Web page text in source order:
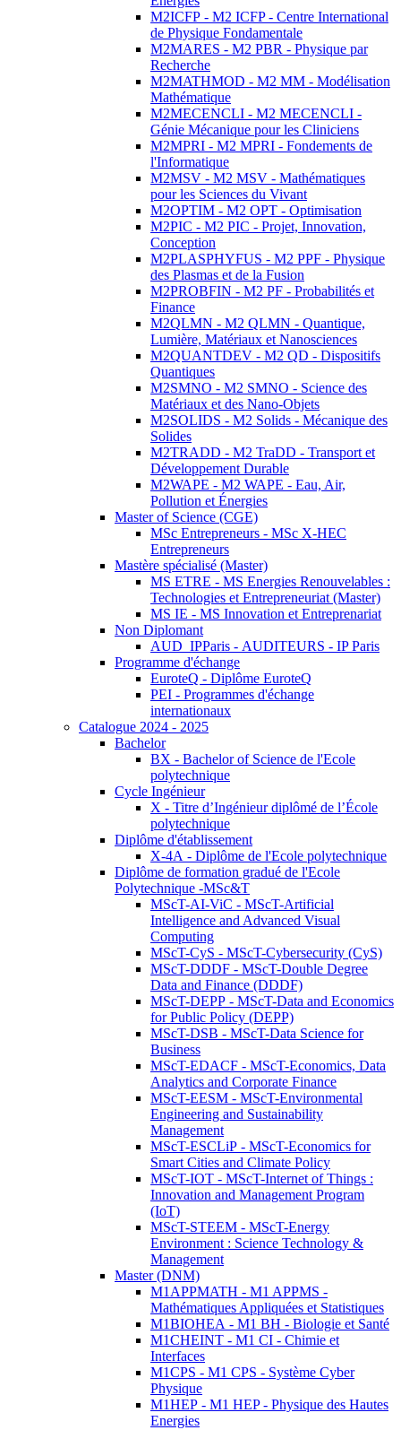
M2ICFP - M2 ICFP - Centre International
de Physique Fondamentale
M2MARES - M2 PBR - Physique par
Recherche
M2MATHMOD - M2 MM - Modélisation
Mathématique
M2MECENCLI - M2 MECENCLI -
Génie Mécanique pour les Cliniciens
M2MPRI - M2 MPRI - Fondements de
l'Informatique
M2MSV - M2 MSV - Mathématiques
pour les Sciences du Vivant
M2OPTIM - M2 OPT - Optimisation
M2PIC - M2 PIC - Projet, Innovation,
Conception
M2PLASPHYFUS - M2 PPF - Physique
des Plasmas et de la Fusion
M2PROBFIN - M2 PF - Probabilités et
Finance
M2QLMN - M2 QLMN - Quantique,
Lumière, Matériaux et Nanosciences
M2QUANTDEV - M2 QD - Dispositifs
Quantiques
M2SMNO - M2 SMNO - Science des
Matériaux et des Nano-Objets
M2SOLIDS - M2 Solids - Mécanique des
Solides
M2TRADD - M2 TraDD - Transport et
Développement Durable
M2WAPE - M2 WAPE - Eau, Air,
Pollution et Énergies
Master of Science (CGE)
MSc Entrepreneurs - MSc X-HEC
Entrepreneurs
Mastère spécialisé (Master)
MS ETRE - MS Energies Renouvelables :
Technologies et Entrepreneuriat (Master)
MS IE - MS Innovation et Entreprenariat
Non Diplomant
AUD_IPParis - AUDITEURS - IP Paris
Programme d'échange
EuroteQ - Diplôme EuroteQ
PEI - Programmes d'échange
internationaux
Catalogue 2024 - 2025
Bachelor
BX - Bachelor of Science de l'Ecole
polytechnique
Cycle Ingénieur
X - Titre d’Ingénieur diplômé de l’École
polytechnique
Diplôme d'établissement
X-4A - Diplôme de l'Ecole polytechnique
Diplôme de formation gradué de l'Ecole
Polytechnique -MSc&T
MScT-AI-ViC - MScT-Artificial
Intelligence and Advanced Visual
Computing
MScT-CyS - MScT-Cybersecurity (CyS)
MScT-DDDF - MScT-Double Degree
Data and Finance (DDDF)
MScT-DEPP - MScT-Data and Economics
for Public Policy (DEPP)
MScT-DSB - MScT-Data Science for
Business
MScT-EDACF - MScT-Economics, Data
Analytics and Corporate Finance
MScT-EESM - MScT-Environmental
Engineering and Sustainability
Management
MScT-ESCLiP - MScT-Economics for
Smart Cities and Climate Policy
MScT-IOT - MScT-Internet of Things :
Innovation and Management Program
(IoT)
MScT-STEEM - MScT-Energy
Environment : Science Technology &
Management
Master (DNM)
M1APPMATH - M1 APPMS -
Mathématiques Appliquées et Statistiques
M1BIOHEA - M1 BH - Biologie et Santé
M1CHEINT - M1 CI - Chimie et
Interfaces
M1CPS - M1 CPS - Système Cyber
Physique
M1HEP - M1 HEP - Physique des Hautes
Energies